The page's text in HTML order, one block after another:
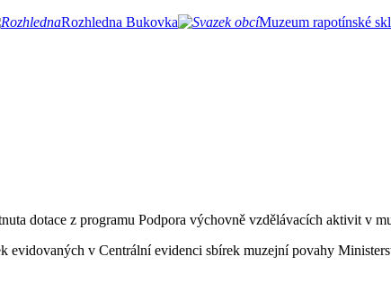
Rozhledna Bukovka Muzeum rapotínské
dotace z programu Podpora výchovně vzdělávacích aktivit v
v Centrální evidenci sbírek muzejní povahy